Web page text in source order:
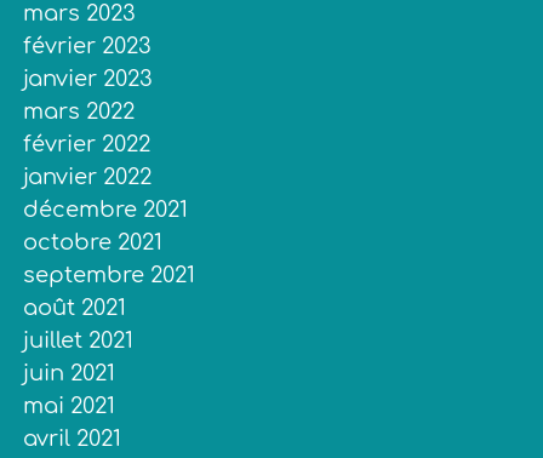
mars 2023
février 2023
janvier 2023
mars 2022
février 2022
janvier 2022
décembre 2021
octobre 2021
septembre 2021
août 2021
juillet 2021
juin 2021
mai 2021
avril 2021